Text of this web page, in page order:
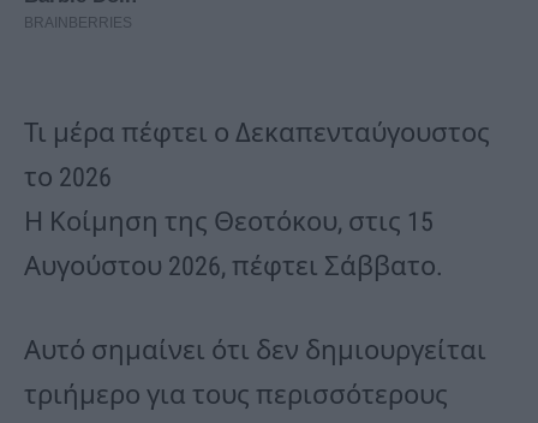
Τι μέρα πέφτει ο Δεκαπενταύγουστος
το 2026
Η Κοίμηση της Θεοτόκου, στις 15
Αυγούστου 2026, πέφτει Σάββατο.
Αυτό σημαίνει ότι δεν δημιουργείται
τριήμερο για τους περισσότερους